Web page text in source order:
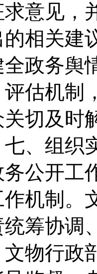
求意见，
的相关建
全政务舆
评估机制
关切及时
组织实
务公开工
作机制。
统筹协调
文物行政